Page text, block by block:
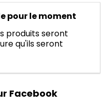
pour le moment
produits seront
qu'ils seront
Facebook